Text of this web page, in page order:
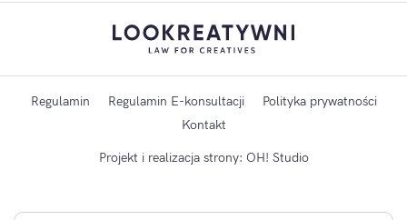
Regulamin Regulamin E-konsultacji
Polityka prywatności
Kontakt
Projekt i realizacja strony: OH! Studio